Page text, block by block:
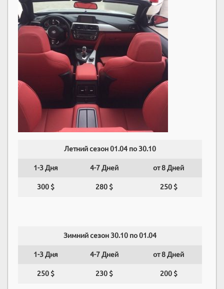
Летний сезон 01.04 по 30.10
1-3 Дня 4-7 Дней от 8 Дней
300 $ 280 $ 250 $
Зимний сезон 30.10 по 01.04
1-3 Дня 4-7 Дней от 8 Дней
250 $ 230 $ 200 $